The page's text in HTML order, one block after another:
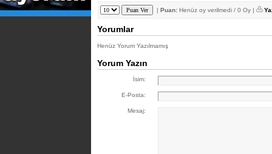
| Puan: Henüz oy verilmedi / 0 Oy |
Yorumlar
Henüz Yorum Yazılmamış
Yorum Yazın
İsim:
E-Posta:
Mesaj: